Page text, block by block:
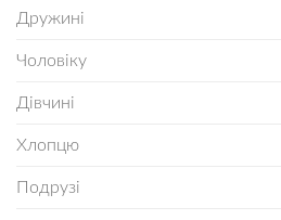
Дружині
Чоловіку
Дівчині
Хлопцю
Подрузі